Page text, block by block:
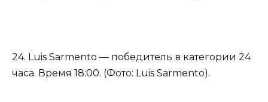
24. Luis Sarmento — победитель в категории 24
часа. Время 18:00. (Фото: Luis Sarmento).